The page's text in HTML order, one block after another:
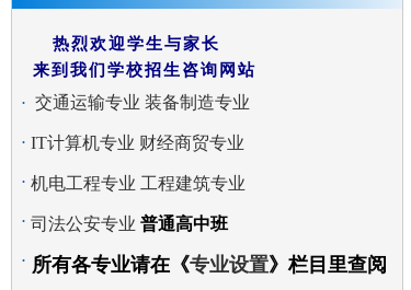
交通运输专业 装备制造专业
IT计算机专业 财经商贸专业
机电工程专业 工程建筑专业
司法公安专业 普通高中班
所有各专业请在《专业设置》栏目里查阅
.
.
.
.
.
热烈欢迎学生与家长
来到我们学校招生咨询网站